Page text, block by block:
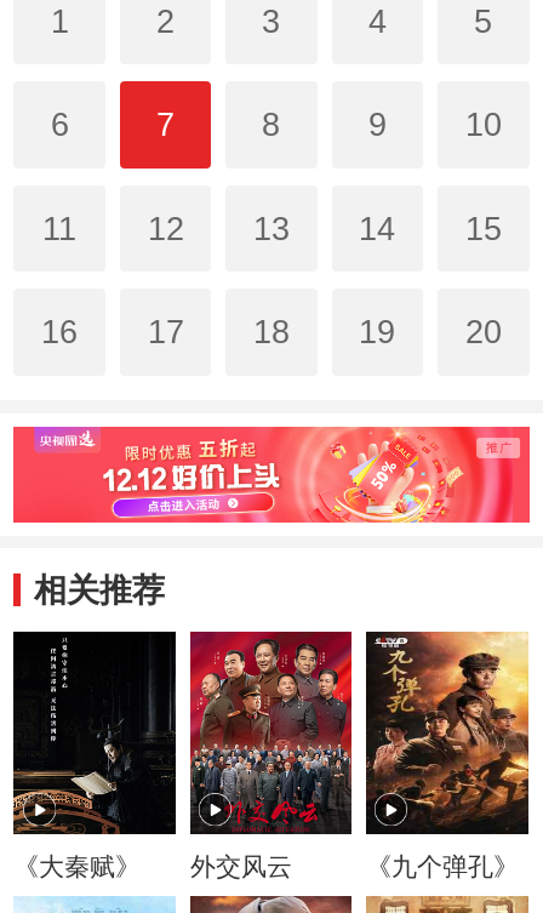
1 2 3 4 5
6 7 8 9 10
11 12 13 14 15
16 17 18 19 20
相关推荐
《大秦赋》 外交风云 《九个弹孔》